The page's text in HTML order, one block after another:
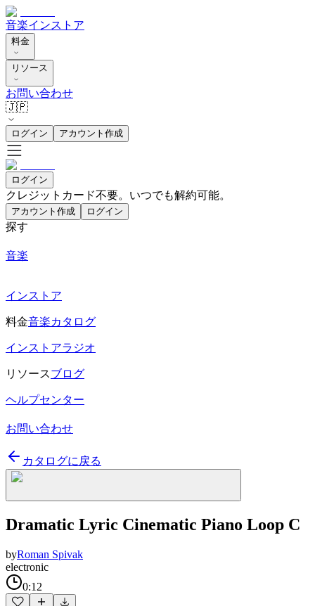
音楽インストア
料金
リソース
お問い合わせ
🇯🇵
ログイン アカウント作成
ログイン
クレジットカード不要。いつでも解約可能。
アカウント作成 ログイン
探す
音楽
インストア
料金音楽カタログ
インストアラジオ
リソースブログ
ヘルプセンター
お問い合わせ
カタログに戻る
Dramatic Lyric Cinematic Piano Loop C
byRoman Spivak
electronic
0:12